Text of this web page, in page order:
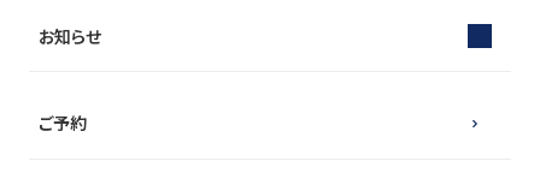
お知らせ
ご予約